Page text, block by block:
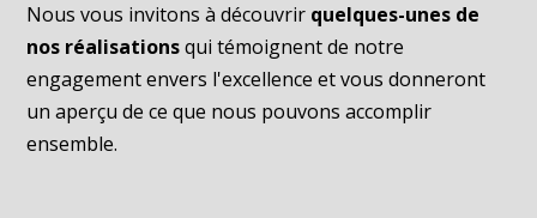
Nous vous invitons à découvrir quelques-unes de
nos réalisationsqui témoignent de notre
engagement envers l'excellence et vous donneront
un aperçu de ce que nous pouvons accomplir
ensemble.